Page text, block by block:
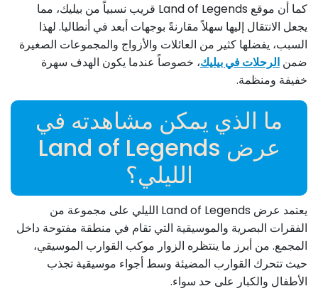
كما أن موقع Land of Legends قريب نسبياً من بيليك، مما
يجعل الانتقال إليها سهلاً مقارنةً بوجهات أبعد في أنطاليا. لهذا
السبب، يفضلها كثير من العائلات والأزواج والمجموعات الصغيرة
ضمن الرحلات في بيليك، خصوصاً عندما يكون الهدف سهرة
خفيفة ومنظمة.
ما الذي يمكن مشاهدته في
عرض Land of Legends
الليلي؟
يعتمد عرض Land of Legends الليلي على مجموعة من
الفقرات البصرية والموسيقية التي تقام في منطقة مفتوحة داخل
المجمع. من أبرز ما ينتظره الزوار موكب القوارب الموسيقي،
حيث تتحرك القوارب المضيئة وسط أجواء موسيقية تجذب
الأطفال والكبار على حد سواء.